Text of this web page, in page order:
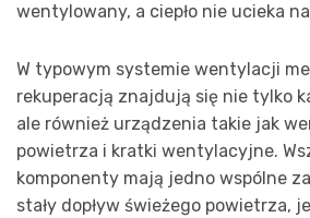
wentylowany, a ciepło nie ucieka
W typowym systemie wentylacji
rekuperacją znajdują się nie tylko
ale również urządzenia takie jak
powietrza i kratki wentylacyjne.
komponenty mają jedno wspólne
stały dopływ świeżego powietrza,